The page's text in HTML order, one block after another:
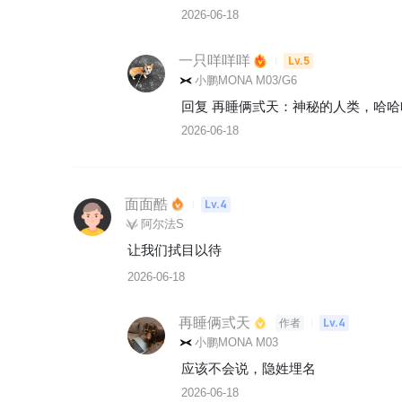
2026-06-18
一只咩咩咩 Lv.5
小鹏MONA M03/G6
回复 再睡俩弎天 ： 神秘的人类，哈
2026-06-18
面面酷 Lv.4
阿尔法S
让我们拭目以待
2026-06-18
再睡俩弎天 作者 Lv.4
小鹏MONA M03
应该不会说，隐姓埋名
2026-06-18